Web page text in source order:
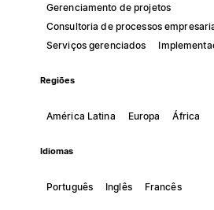
Gerenciamento de projetos
Consultoria de processos
Serviços gerenciados
Regiões
América Latina Europa África
Idiomas
Português Inglês Francês